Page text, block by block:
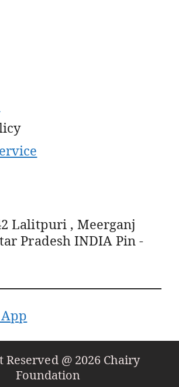
Lalitpuri , Meerganj
Pradesh INDIA Pin -
Reserved @ 2026 Chairy
Foundation